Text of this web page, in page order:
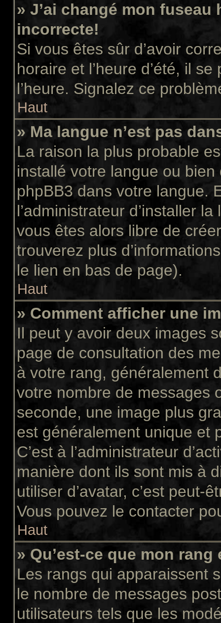
» J’ai changé mon fuseau
incorrecte!
Si vous êtes sûr d’avoir
horaire et l’heure d’été, il
l’heure. Signalez ce
Haut
» Ma langue n’est pas
La raison la plus probable
installé votre langue ou
phpBB3 dans votre langue.
l’administrateur d’installer
vous êtes alors libre de
trouverez plus
le lien en bas de page).
Haut
» Comment afficher une
Il peut y avoir deux images
page de consultation des
à votre rang, généralement
votre nombre de messages
seconde, une image plus
est généralement unique et
C’est à l’administrateur
manière dont ils sont mis à
utiliser d’avatar, c’est peut-
Vous pouvez le contacter
Haut
» Qu’est-ce que mon
Les rangs qui apparaissent
le nombre de messages
utilisateurs tels que les